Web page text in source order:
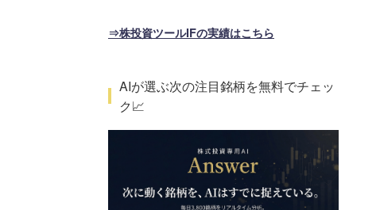
⇒株投資ツールIFの実績はこちら
AIが選ぶ次の注目銘柄を無料でチェッ
ク📈